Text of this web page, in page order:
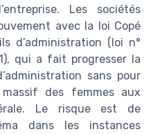
Les sociétés
avec la loi Copé
d’administration (loi n°
qui a fait progresser la
sans pour
des femmes aux
Le risque est de
dans les instances